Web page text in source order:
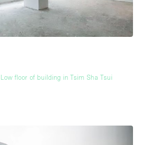
floor of building in Tsim Sha Tsui